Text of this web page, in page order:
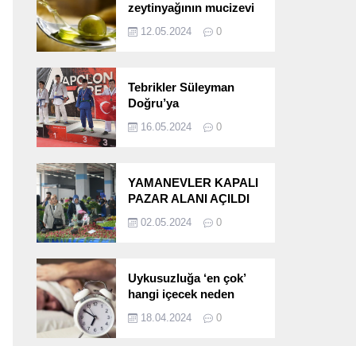
zeytinyağının mucizevi
12.05.2024 0
Tebrikler Süleyman
Doğru’ya
16.05.2024 0
YAMANEVLER KAPALI
PAZAR ALANI AÇILDI
02.05.2024 0
Uykusuzluğa ‘en çok’
hangi içecek neden
18.04.2024 0